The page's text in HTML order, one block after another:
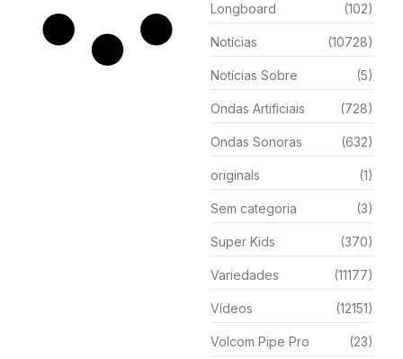
Longboard (102)
Notícias (10728)
Notícias Sobre (5)
Ondas Artificiais (728)
Ondas Sonoras (632)
originals (1)
Sem categoria (3)
Super Kids (370)
Variedades (11177)
Vídeos (12151)
Volcom Pipe Pro (23)